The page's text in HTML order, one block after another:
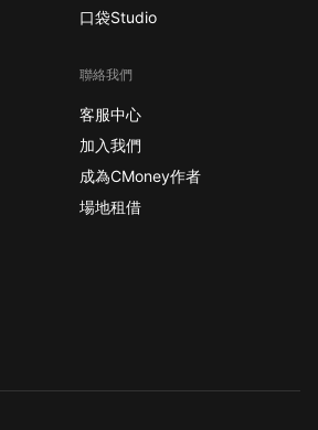
口袋Studio
聯絡我們
客服中心
加入我們
成為CMoney作者
場地租借